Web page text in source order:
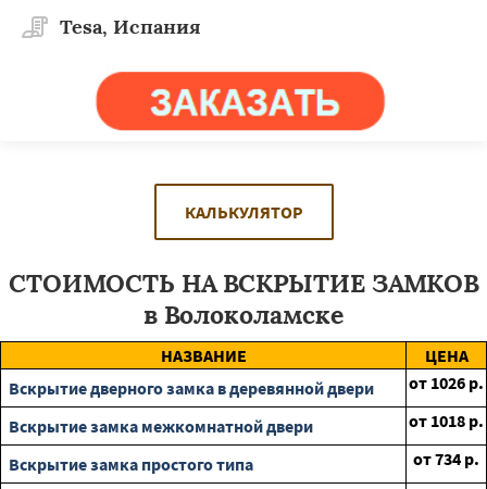
Tesa, Испания
КАЛЬКУЛЯТОР
СТОИМОСТЬ НА ВСКРЫТИЕ ЗАМКОВ
в Волоколамске
НАЗВАНИЕ
ЦЕНА
Вскрытие дверного замка в деревянной двери
от 1026 р.
Вскрытие замка межкомнатной двери
от 1018 р.
Вскрытие замка простого типа
от734 р.